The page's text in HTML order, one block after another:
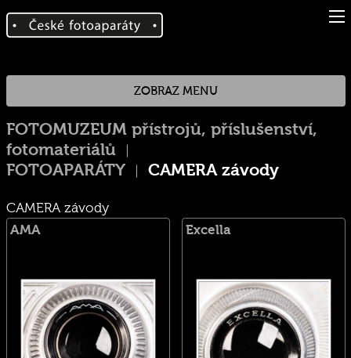
ZOBRAZ MENU
FOTOMUZEUM přístrojů, příslušenství,
fotomateriálů
FOTOAPARÁTY
CAMERA závody
CAMERA závody
AMA
Excella